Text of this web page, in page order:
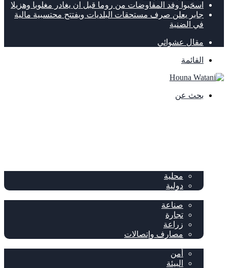
اسحَبوا وفد المفاوضات من روما قبل ان يغادر مغلوبا وهزيلا
جابر يعلن صرف مستحقات البلديات ويفتتح محتسبية مالية
في الضنية
مقال عشوائي
القائمة
بحث عن
محلية
دولية
صناعة
تجارة
زراعة
مصارف وإتصالات
أمن
البيئة